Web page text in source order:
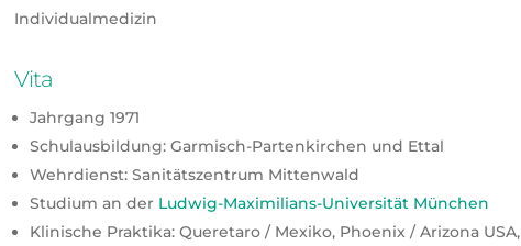
Individualmedizin
Vita
Jahrgang 1971
Schulausbildung: Garmisch-Partenkirchen und Ettal
Wehrdienst: Sanitätszentrum Mittenwald
Studium an der Ludwig-Maximilians-Universität München
Klinische Praktika: Queretaro / Mexiko, Phoenix / Arizona